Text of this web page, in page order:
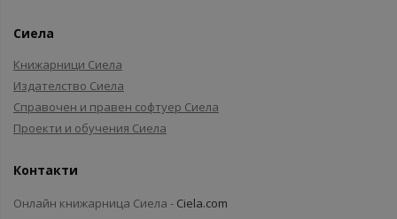
Сиела
Книжарници Сиела
Издателство Сиела
Справочен и правен софтуер Сиела
Проекти и обучения Сиела
Контакти
Онлайн книжарница Сиела - Ciela.com